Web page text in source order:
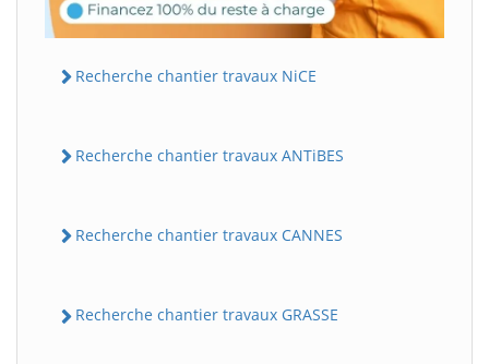
Recherche chantier travaux NiCE
Recherche chantier travaux ANTiBES
Recherche chantier travaux CANNES
Recherche chantier travaux GRASSE